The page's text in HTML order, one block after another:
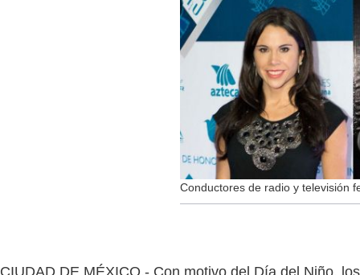
Conductores de radio y televisión
CIUDAD DE MÉXICO.- Con motivo del Día del Niño, los